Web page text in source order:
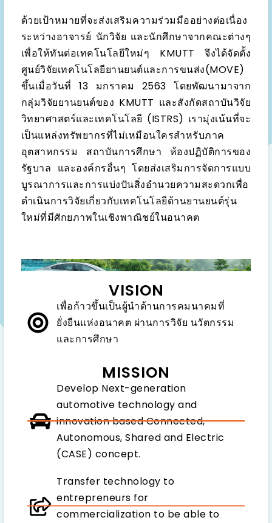
ด้วยเป้าหมายที่จะส่งเสริมความร่วมมืออย่างต่อเนื่อง
ระหว่างอาจารย์ นักวิจัย และนักศึกษาจากคณะต่างๆ
เพื่อให้ทันต่อเทคโนโลยีใหม่ๆ KMUTT จึงได้จัดตั้ง
ศูนย์วิจัยเทคโนโลยียานยนต์และการขนส่ง(MOVE)
ขึ้นเมื่อวันที่ 13 มกราคม 2563 โดยพัฒนามาจาก
กลุ่มวิจัยยานยนต์ของ KMUTT และสังกัดสถาบันวิจัย
วิทยาศาสตร์และเทคโนโลยี (ISTRS) เรามุ่งเน้นที่จะ
เป็นแหล่งทรัพยากรที่ไม่เหมือนใครสำหรับภาค
อุตสาหกรรม สถาบันการศึกษา ห้องปฏิบัติการของ
รัฐบาล และองค์กรอื่นๆ โดยส่งเสริมการจัดการแบบ
บูรณาการและการแบ่งปันสิ่งอำนวยความสะดวกเพื่อ
ดำเนินการวิจัยเกี่ยวกับเทคโนโลยีด้านยานยนต์รุ่น
ใหม่ที่มีศักยภาพในเชิงพาณิชย์ในอนาคต
VISION
เพื่อก้าวขึ้นเป็นผู้นำด้านการคมนาคมที่
ยั่งยืนแห่งอนาคต ผ่านการวิจัย นวัตกรรม
และการศึกษา
MISSION
Develop Next-generation
automotive technology and
innovation based Connected,
Autonomous, Shared and Electric
(CASE) concept.
Transfer technology to
entrepreneurs for
commercialization to be able to